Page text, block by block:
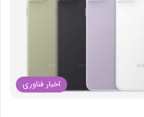
اخبار فناوری